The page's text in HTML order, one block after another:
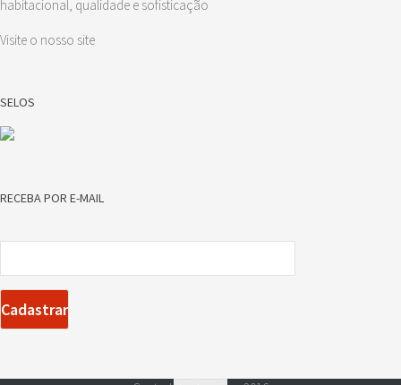
habitacional, qualidade e sofisticação
Visite o nosso site
SELOS
RECEBA POR E-MAIL